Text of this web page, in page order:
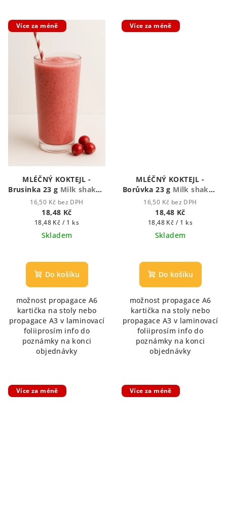
Více za méně
MLÉČNÝ KOKTEJL -
Brusinka 23 g Milk shake -
Mléčný koktejl
16,50 Kč bez DPH
18,48 Kč
Měrná
cena:
18,48 Kč / 1 ks
Skladem
Do košíku
možnost propagace A6
kartička na stoly nebo
propagace A3 v laminovací
foliiprosím info do
poznámky na konci
objednávky
Více za méně
MLÉČNÝ KOKTEJL -
Borůvka 23 g Milk shake -
Mléčný koktejl
16,50 Kč bez DPH
18,48 Kč
Měrná
cena:
18,48 Kč / 1 ks
Skladem
Do košíku
možnost propagace A6
kartička na stoly nebo
propagace A3 v laminovací
foliiprosím info do
poznámky na konci
objednávky
Více za méně Více za méně